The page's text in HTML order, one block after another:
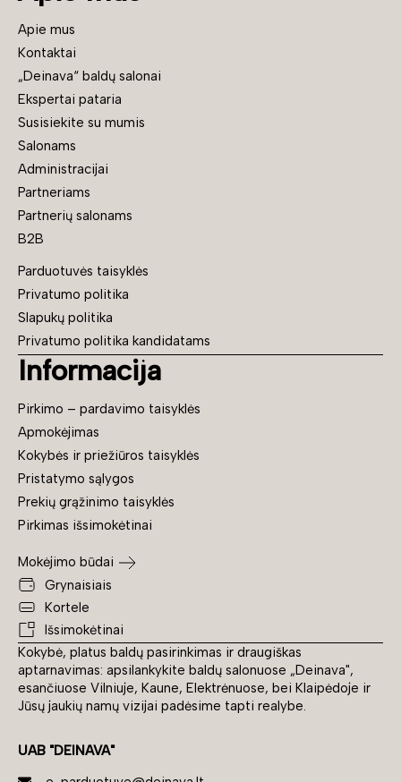
Kokybė, platus baldų pasirinkimas ir draugiškas
aptarnavimas: apsilankykite baldų salonuose „Deinava",
esančiuose Vilniuje, Kaune, Elektrėnuose, bei Klaipėdoje ir
Jūsų jaukių namų vizijai padėsime tapti realybe.
UAB "DEINAVA"
Apie mus
Kontaktai
„Deinava“ baldų salonai
Ekspertai pataria
Susisiekite su mumis
Salonams
Administracijai
Partneriams
Partnerių salonams
B2B
Parduotuvės taisyklės
Privatumo politika
Slapukų politika
Privatumo politika kandidatams
Informacija
Pirkimo – pardavimo taisyklės
Apmokėjimas
Kokybės ir priežiūros taisyklės
Pristatymo sąlygos
Prekių grąžinimo taisyklės
Pirkimas išsimokėtinai
Mokėjimo būdai
Grynaisiais
Kortele
Išsimokėtinai